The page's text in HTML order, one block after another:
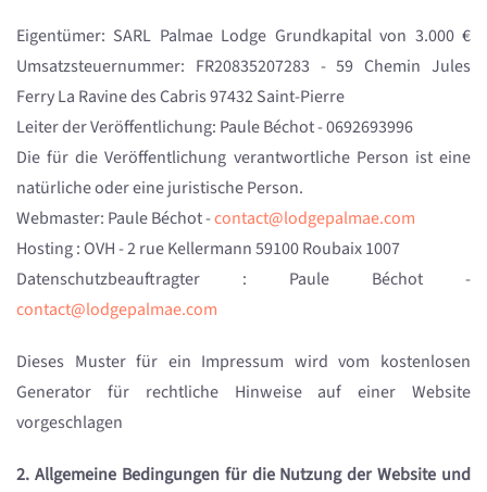
Eigentümer: SARL Palmae Lodge Grundkapital von 3.000 €
Umsatzsteuernummer: FR20835207283 - 59 Chemin Jules
Ferry La Ravine des Cabris 97432 Saint-Pierre
Leiter der Veröffentlichung: Paule Béchot - 0692693996
Die für die Veröffentlichung verantwortliche Person ist eine
natürliche oder eine juristische Person.
Webmaster: Paule Béchot -contact@lodgepalmae.com
Hosting : OVH - 2 rue Kellermann 59100 Roubaix 1007
Datenschutzbeauftragter : Paule Béchot -
contact@lodgepalmae.com
Dieses Muster für ein Impressum wird vom kostenlosen
Generator für rechtliche Hinweise auf einer Website
vorgeschlagen
2. Allgemeine Bedingungen für die Nutzung der Website und